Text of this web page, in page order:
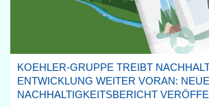
KOEHLER-GRUPPE TREIBT
ENTWICKLUNG WEITER VORAN:
NACHHALTIGKEITSBERICHT